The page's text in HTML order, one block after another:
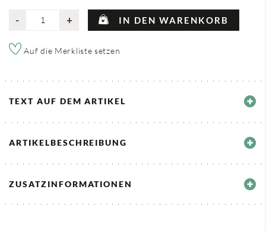
- + IN DEN WARENKORB
Auf die Merkliste setzen
TEXT AUF DEM ARTIKEL
ARTIKELBESCHREIBUNG
ZUSATZINFORMATIONEN